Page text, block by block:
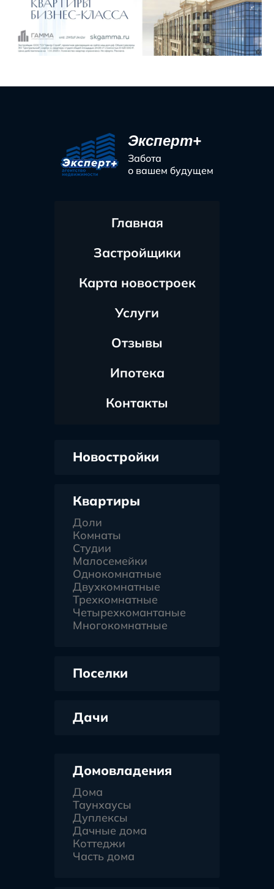
Эксперт+
Забота
о вашем будущем
Главная
Застройщики
Карта новостроек
Услуги
Отзывы
Ипотека
Контакты
Новостройки
Квартиры
Доли
Комнаты
Студии
Малосемейки
Однокомнатные
Двухкомнатные
Трехкомнатные
Четырехкомантаные
Многокомнатные
Поселки
Дачи
Домовладения
Дома
Таунхаусы
Дуплексы
Дачные дома
Коттеджи
Часть дома